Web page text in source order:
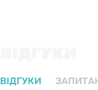
ВІДГУКИ